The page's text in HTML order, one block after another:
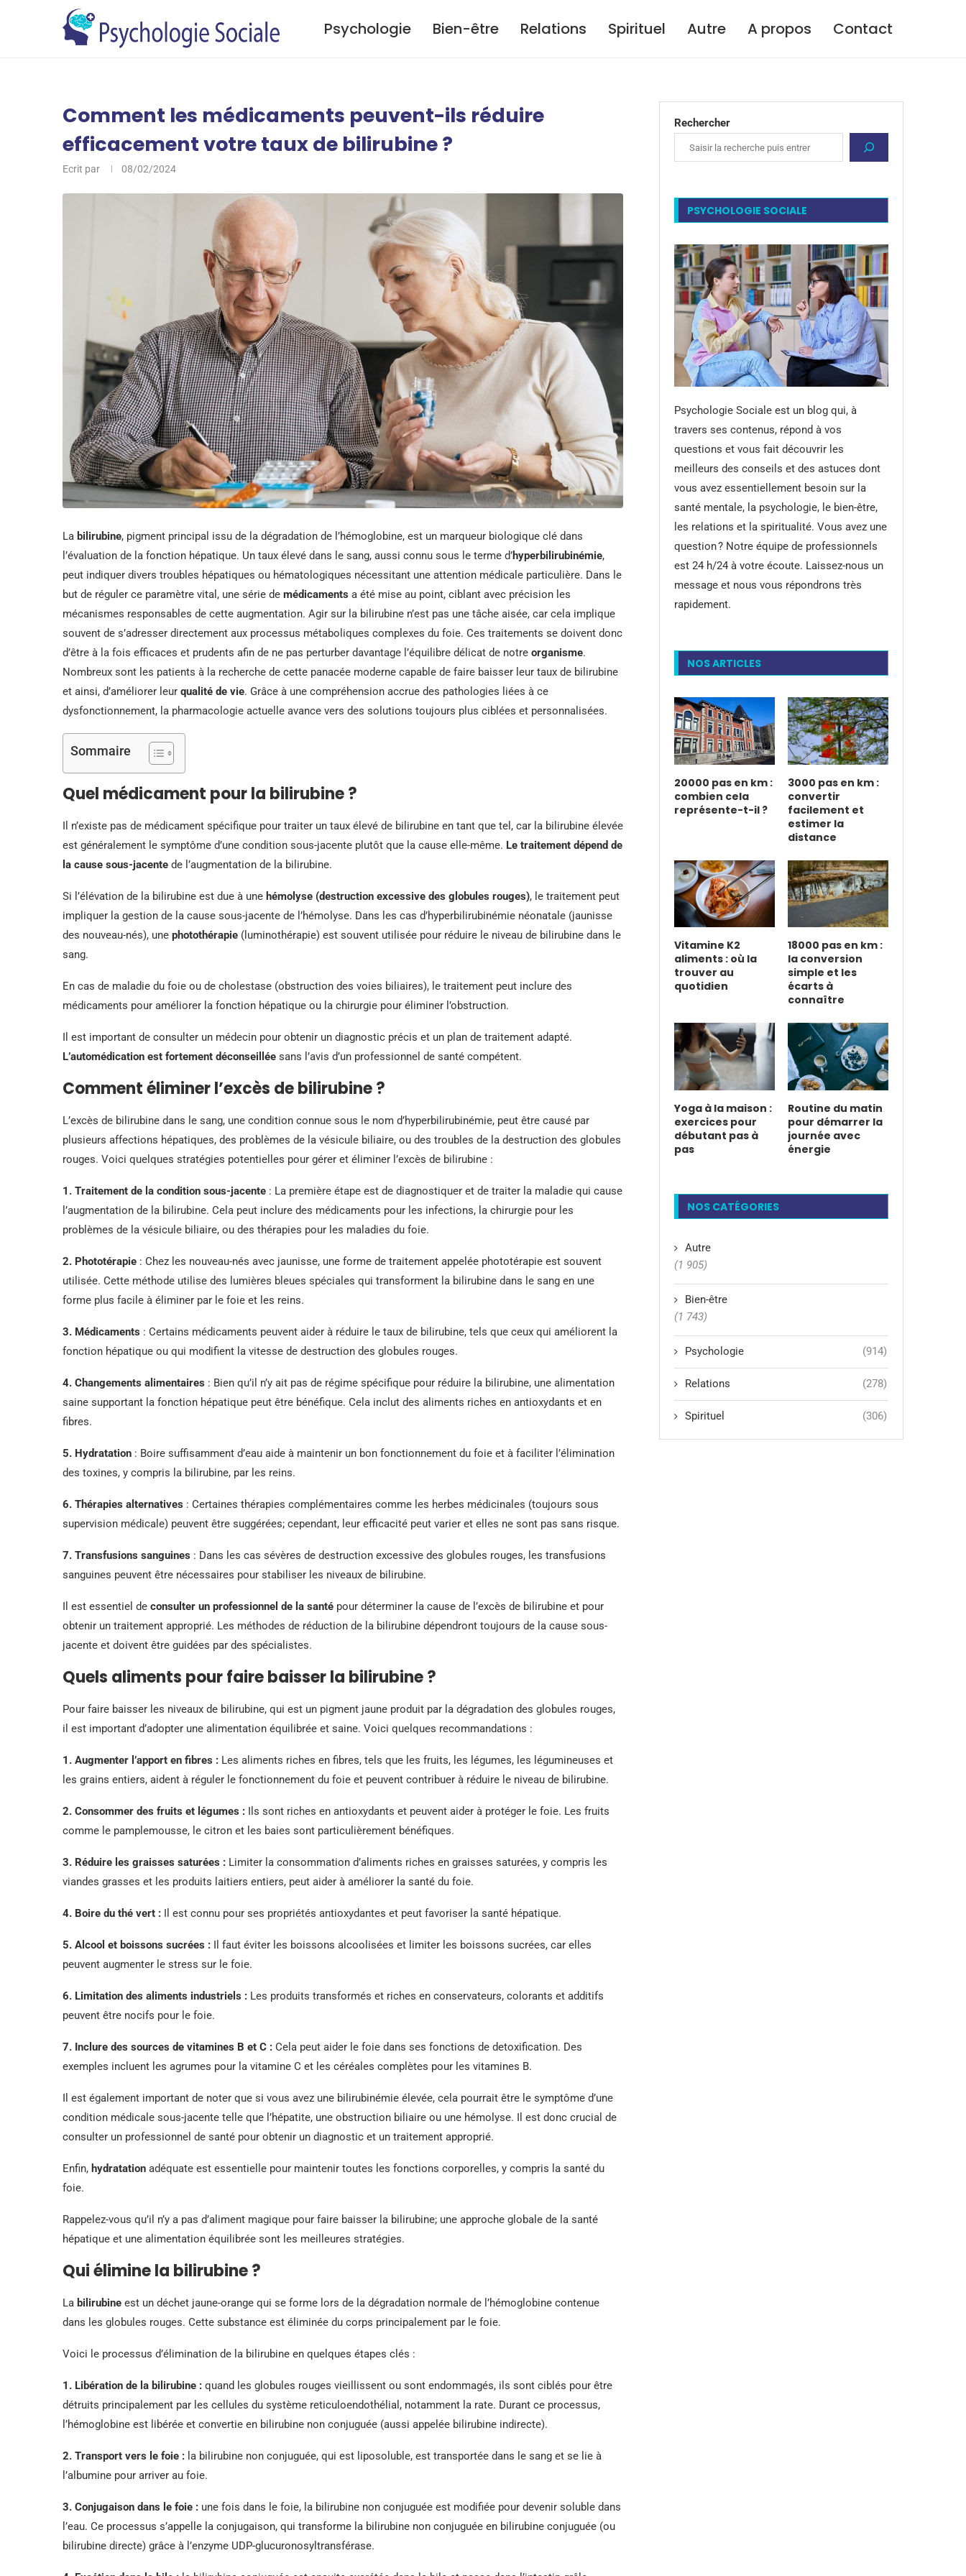
Psychologie Bien-être Relations Spirituel Autre A propos Contact
Comment les médicaments peuvent-ils réduire
efficacement votre taux de bilirubine ?
Ecrit par 08/02/2024
La bilirubine, pigment principal issu de la dégradation de l’hémoglobine, est un marqueur biologique clé dans
l’évaluation de la fonction hépatique. Un taux élevé dans le sang, aussi connu sous le terme d’hyperbilirubinémie,
peut indiquer divers troubles hépatiques ou hématologiques nécessitant une attention médicale particulière. Dans le
but de réguler ce paramètre vital, une série de médicaments a été mise au point, ciblant avec précision les
mécanismes responsables de cette augmentation. Agir sur la bilirubine n’est pas une tâche aisée, car cela implique
souvent de s’adresser directement aux processus métaboliques complexes du foie. Ces traitements se doivent donc
d’être à la fois efficaces et prudents afin de ne pas perturber davantage l’équilibre délicat de notre organisme.
Nombreux sont les patients à la recherche de cette panacée moderne capable de faire baisser leur taux de bilirubine
et ainsi, d’améliorer leur qualité de vie. Grâce à une compréhension accrue des pathologies liées à ce
dysfonctionnement, la pharmacologie actuelle avance vers des solutions toujours plus ciblées et personnalisées.
Sommaire
Quel médicament pour la bilirubine ?
Il n’existe pas de médicament spécifique pour traiter un taux élevé de bilirubine en tant que tel, car la bilirubine élevée
est généralement le symptôme d’une condition sous-jacente plutôt que la cause elle-même. Le traitement dépend de
la cause sous-jacente de l’augmentation de la bilirubine.
Si l’élévation de la bilirubine est due à une hémolyse (destruction excessive des globules rouges), le traitement peut
impliquer la gestion de la cause sous-jacente de l’hémolyse. Dans les cas d’hyperbilirubinémie néonatale (jaunisse
des nouveau-nés), une photothérapie (luminothérapie) est souvent utilisée pour réduire le niveau de bilirubine dans le
sang.
En cas de maladie du foie ou de cholestase (obstruction des voies biliaires), le traitement peut inclure des
médicaments pour améliorer la fonction hépatique ou la chirurgie pour éliminer l’obstruction.
Il est important de consulter un médecin pour obtenir un diagnostic précis et un plan de traitement adapté.
L’automédication est fortement déconseillée sans l’avis d’un professionnel de santé compétent.
Comment éliminer l’excès de bilirubine ?
L’excès de bilirubine dans le sang, une condition connue sous le nom d’hyperbilirubinémie, peut être causé par
plusieurs affections hépatiques, des problèmes de la vésicule biliaire, ou des troubles de la destruction des globules
rouges. Voici quelques stratégies potentielles pour gérer et éliminer l’excès de bilirubine :
1. Traitement de la condition sous-jacente : La première étape est de diagnostiquer et de traiter la maladie qui cause
l’augmentation de la bilirubine. Cela peut inclure des médicaments pour les infections, la chirurgie pour les
problèmes de la vésicule biliaire, ou des thérapies pour les maladies du foie.
2. Phototérapie : Chez les nouveau-nés avec jaunisse, une forme de traitement appelée phototérapie est souvent
utilisée. Cette méthode utilise des lumières bleues spéciales qui transforment la bilirubine dans le sang en une
forme plus facile à éliminer par le foie et les reins.
3. Médicaments : Certains médicaments peuvent aider à réduire le taux de bilirubine, tels que ceux qui améliorent la
fonction hépatique ou qui modifient la vitesse de destruction des globules rouges.
4. Changements alimentaires : Bien qu’il n’y ait pas de régime spécifique pour réduire la bilirubine, une alimentation
saine supportant la fonction hépatique peut être bénéfique. Cela inclut des aliments riches en antioxydants et en
fibres.
5. Hydratation : Boire suffisamment d’eau aide à maintenir un bon fonctionnement du foie et à faciliter l’élimination
des toxines, y compris la bilirubine, par les reins.
6. Thérapies alternatives : Certaines thérapies complémentaires comme les herbes médicinales (toujours sous
supervision médicale) peuvent être suggérées; cependant, leur efficacité peut varier et elles ne sont pas sans risque.
7. Transfusions sanguines : Dans les cas sévères de destruction excessive des globules rouges, les transfusions
sanguines peuvent être nécessaires pour stabiliser les niveaux de bilirubine.
Il est essentiel de consulter un professionnel de la santé pour déterminer la cause de l’excès de bilirubine et pour
obtenir un traitement approprié. Les méthodes de réduction de la bilirubine dépendront toujours de la cause sous-
jacente et doivent être guidées par des spécialistes.
Quels aliments pour faire baisser la bilirubine ?
Pour faire baisser les niveaux de bilirubine, qui est un pigment jaune produit par la dégradation des globules rouges,
il est important d’adopter une alimentation équilibrée et saine. Voici quelques recommandations :
1. Augmenter l’apport en fibres : Les aliments riches en fibres, tels que les fruits, les légumes, les légumineuses et
les grains entiers, aident à réguler le fonctionnement du foie et peuvent contribuer à réduire le niveau de bilirubine.
2. Consommer des fruits et légumes : Ils sont riches en antioxydants et peuvent aider à protéger le foie. Les fruits
comme le pamplemousse, le citron et les baies sont particulièrement bénéfiques.
3. Réduire les graisses saturées : Limiter la consommation d’aliments riches en graisses saturées, y compris les
viandes grasses et les produits laitiers entiers, peut aider à améliorer la santé du foie.
4. Boire du thé vert : Il est connu pour ses propriétés antioxydantes et peut favoriser la santé hépatique.
5. Alcool et boissons sucrées : Il faut éviter les boissons alcoolisées et limiter les boissons sucrées, car elles
peuvent augmenter le stress sur le foie.
6. Limitation des aliments industriels : Les produits transformés et riches en conservateurs, colorants et additifs
peuvent être nocifs pour le foie.
7. Inclure des sources de vitamines B et C : Cela peut aider le foie dans ses fonctions de detoxification. Des
exemples incluent les agrumes pour la vitamine C et les céréales complètes pour les vitamines B.
Il est également important de noter que si vous avez une bilirubinémie élevée, cela pourrait être le symptôme d’une
condition médicale sous-jacente telle que l’hépatite, une obstruction biliaire ou une hémolyse. Il est donc crucial de
consulter un professionnel de santé pour obtenir un diagnostic et un traitement approprié.
Enfin, hydratation adéquate est essentielle pour maintenir toutes les fonctions corporelles, y compris la santé du
foie.
Rappelez-vous qu’il n’y a pas d’aliment magique pour faire baisser la bilirubine; une approche globale de la santé
hépatique et une alimentation équilibrée sont les meilleures stratégies.
Qui élimine la bilirubine ?
La bilirubine est un déchet jaune-orange qui se forme lors de la dégradation normale de l’hémoglobine contenue
dans les globules rouges. Cette substance est éliminée du corps principalement par le foie.
Voici le processus d’élimination de la bilirubine en quelques étapes clés :
1. Libération de la bilirubine : quand les globules rouges vieillissent ou sont endommagés, ils sont ciblés pour être
détruits principalement par les cellules du système reticuloendothélial, notamment la rate. Durant ce processus,
l’hémoglobine est libérée et convertie en bilirubine non conjuguée (aussi appelée bilirubine indirecte).
2. Transport vers le foie : la bilirubine non conjuguée, qui est liposoluble, est transportée dans le sang et se lie à
l’albumine pour arriver au foie.
3. Conjugaison dans le foie : une fois dans le foie, la bilirubine non conjuguée est modifiée pour devenir soluble dans
l’eau. Ce processus s’appelle la conjugaison, qui transforme la bilirubine non conjuguée en bilirubine conjuguée (ou
bilirubine directe) grâce à l’enzyme UDP-glucuronosyltransférase.
Rechercher
PSYCHOLOGIE SOCIALE
Psychologie Sociale est un blog qui, à
travers ses contenus, répond à vos
questions et vous fait découvrir les
meilleurs des conseils et des astuces dont
vous avez essentiellement besoin sur la
santé mentale, la psychologie, le bien-être,
les relations et la spiritualité. Vous avez une
question ? Notre équipe de professionnels
est 24 h/24 à votre écoute. Laissez-nous un
message et nous vous répondrons très
rapidement.
NOS ARTICLES
20000 pas en km :
combien cela
représente-t-il ?
3000 pas en km :
convertir
facilement et
estimer la
distance
Vitamine K2
aliments : où la
trouver au
quotidien
18000 pas en km :
la conversion
simple et les
écarts à
connaître
Yoga à la maison :
exercices pour
débutant pas à
pas
Routine du matin
pour démarrer la
journée avec
énergie
NOS CATÉGORIES
Autre
(1 905)
Bien-être
(1 743)
Psychologie (914)
Relations (278)
Spirituel (306)